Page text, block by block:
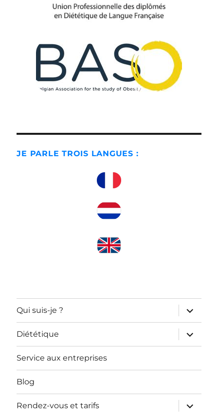
JE PARLE TROIS LANGUES :
Qui suis-je ?
ouvrir
le
sous-
menu
Diététique
ouvrir
le
sous-
Service aux entreprises
Blog
Rendez-vous et tarifs
ouvrir
le